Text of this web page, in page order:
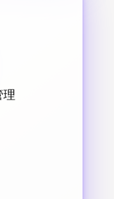
理